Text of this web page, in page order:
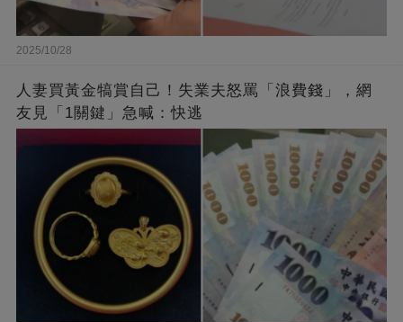
2025/10/28
人妻買黃金犒賞自己！失業夫怒罵「浪費錢」，網
友見「1關鍵」急喊：快逃